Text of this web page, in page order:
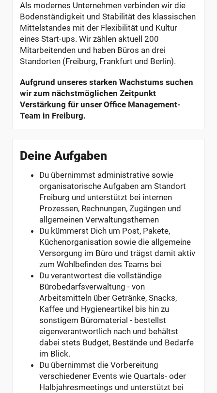
Als modernes Unternehmen verbinden wir die
Bodenständigkeit und Stabilität des klassischen
Mittelstandes mit der Flexibilität und Kultur
eines Start-ups. Wir zählen aktuell 200
Mitarbeitenden und haben Büros an drei
Standorten (Freiburg, Frankfurt und Berlin).
Aufgrund unseres starken Wachstums suchen
wir zum nächstmöglichen Zeitpunkt
Verstärkung für unser Office Management-
Team in Freiburg.
Deine Aufgaben
Du übernimmst administrative sowie
organisatorische Aufgaben am Standort
Freiburg und unterstützt bei internen
Prozessen, Rechnungen, Zugängen und
allgemeinen Verwaltungsthemen
Du kümmerst Dich um Post, Pakete,
Küchenorganisation sowie die allgemeine
Versorgung im Büro und trägst damit aktiv
zum Wohlbefinden des Teams bei
Du verantwortest die vollständige
Bürobedarfsverwaltung - von
Arbeitsmitteln über Getränke, Snacks,
Kaffee und Hygieneartikel bis hin zu
sonstigem Büromaterial - bestellst
eigenverantwortlich nach und behältst
dabei stets Budget, Bestände und Bedarfe
im Blick.
Du übernimmst die Vorbereitung
verschiedener Events wie Quartals- oder
Halbjahresmeetings und unterstützt bei